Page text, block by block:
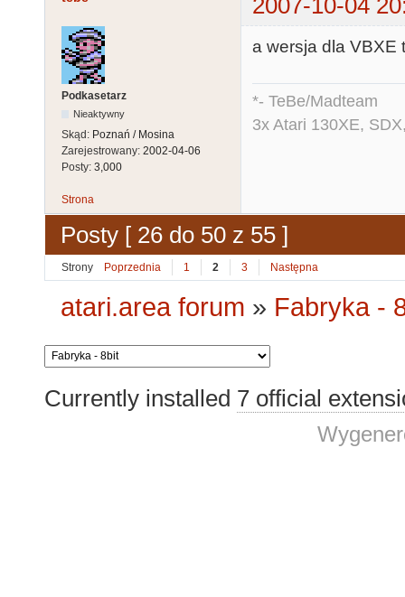
Podkasetarz
Nieaktywny
Skąd: Poznań / Mosina
Zarejestrowany: 2002-04-06
Posty: 3,000
a wersja dla VBXE
*- TeBe/Madteam
3x Atari 130XE,
Strona
Posty [ 26 do 50 z 55 ]
Strony Poprzednia 1 2 3 Następna
atari.area forum » Fabryka -
Currently installed 7 official